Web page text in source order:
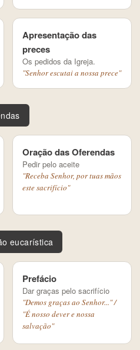
Apresentação das
preces
Os pedidos da Igreja.
"Senhor escutai a nossa prece"
Oração das Oferendas
Pedir pelo aceite
"Receba Senhor, por tuas mãos
este sacrifício"
eucarística
Prefácio
Dar graças pelo sacrifício
"Demos graças ao Senhor..." /
"É nosso dever e nossa
salvação"